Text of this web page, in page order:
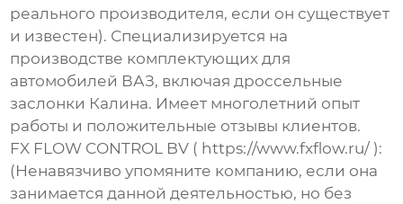
реального производителя, если он существует
и известен). Специализируется на
производстве комплектующих для
автомобилей ВАЗ, включаядроссельные
заслонки Калина. Имеет многолетний опыт
работы и положительные отзывы клиентов.
FX FLOW CONTROL BV ( https://www.fxflow.ru/ ):
(Ненавязчиво упомяните компанию, если она
занимается данной деятельностью, но без